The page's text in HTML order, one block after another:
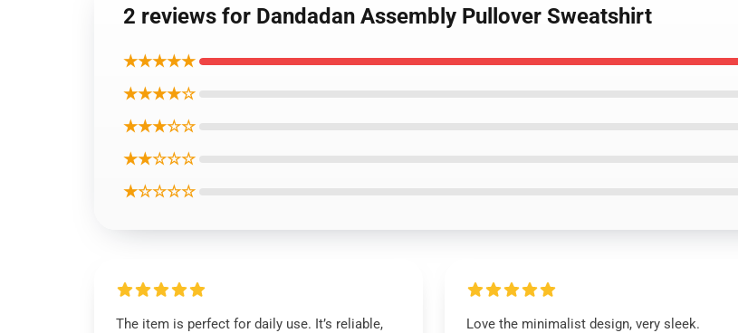
2 reviews for Dandadan Assembly Pullover Sweatshirt
★★★★★
★★★★☆
★★★☆☆
★★☆☆☆
★☆☆☆☆
The item is perfect for daily use. It’s reliable,
Love the minimalist design, very sleek.